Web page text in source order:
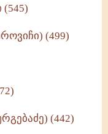
(499)
(442)